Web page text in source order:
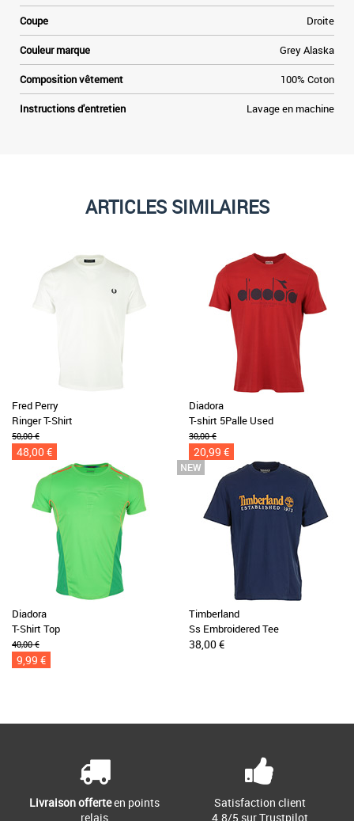
Coupe Droite
Couleur marque Grey Alaska
Composition vêtement 100% Coton
Instructions d'entretien Lavage en machine
ARTICLES SIMILAIRES
Fred Perry
Ringer T-Shirt
50,00 €
48,00 €
Diadora
T-shirt 5Palle Used
30,00 €
20,99 €
Diadora
T-Shirt Top
40,00 €
9,99 €
Timberland
Ss Embroidered Tee
38,00 €
Livraison offerteen points
relais
Satisfaction client
4.8/5 sur Trustpilot